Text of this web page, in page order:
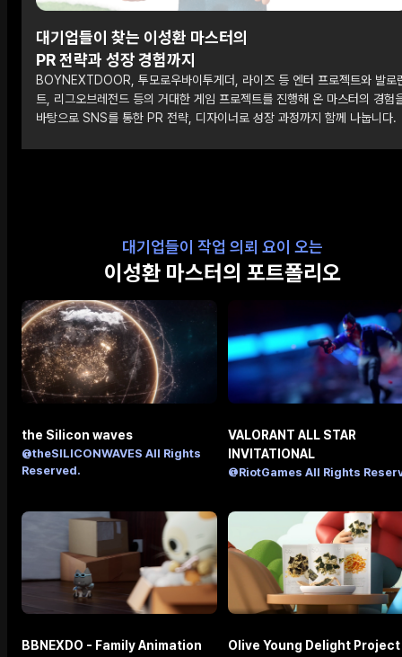
대기업들이 찾는 이성환 마스터의
PR 전략과 성장 경험까지
BOYNEXTDOOR, 투모로우바이투게더, 라이즈 등 엔터 프로젝트와 발로
트, 리그오브레전드 등의 거대한 게임 프로젝트를 진행해 온 마스터의 경험
바탕으로 SNS를 통한 PR 전략, 디자이너로 성장 과정까지 함께 나눕니다.
대기업들이 작업 의뢰 요이 오는
이성환 마스터의 포트폴리오
the Silicon waves
@theSILICONWAVES All Rights
Reserved.
VALORANT ALL STAR
INVITATIONAL
@RiotGames All Rights
BBNEXDO - Family Animation Olive Young Delight Project